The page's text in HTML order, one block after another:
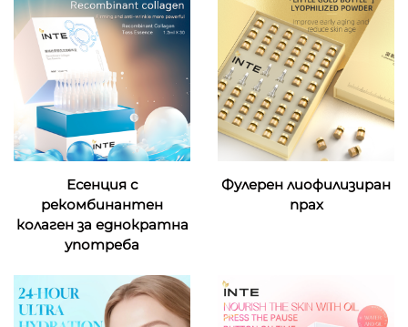
Есенция с
рекомбинантен
колаген за еднократна
употреба
Фулерен лиофилизиран
прах